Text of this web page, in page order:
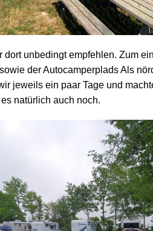
unbedingt empfehlen. Zum
der Autocamperplads Als
jeweils ein paar Tage und
natürlich auch noch.